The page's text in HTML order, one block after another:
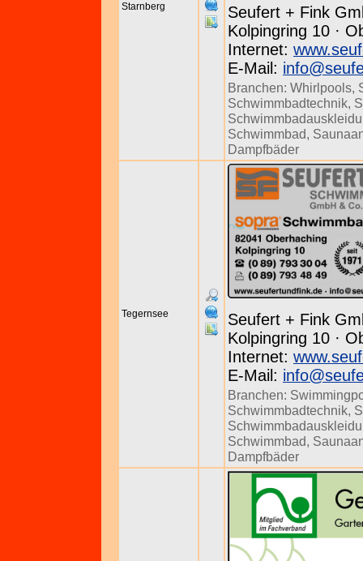
Starnberg
Seufert + Fink
Kolpingring 10 ·
Internet:
E-Mail:
Branchen: Whirlpools,
Schwimmbadtechnik,
Schwimmbad,
Dampfbäder
Tegernsee
Seufert + Fink
Kolpingring 10 ·
Internet:
E-Mail:
Branchen:
Schwimmbadtechnik,
Schwimmbad,
Dampfbäder